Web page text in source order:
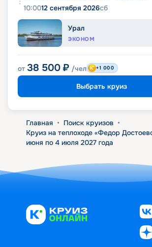
10:0012 сентября 2026сб
Урал
ЭКОНОМ
от 38 500 ₽ /чел +1 000
Выбрать круиз
Главная • Поиск круизов •
Круиз на теплоходе «Федор
июня по 4 июля 2027 года